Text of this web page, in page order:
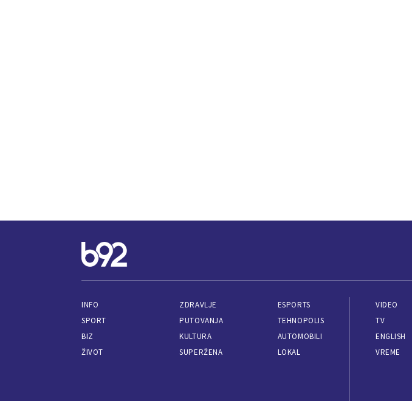
INFO
SPORT
BIZ
ŽIVOT
ZDRAVLJE
PUTOVANJA
KULTURA
SUPERŽENA
ESPORTS
TEHNOPOLIS
AUTOMOBILI
LOKAL
VIDEO
TV
ENGLISH
VREME